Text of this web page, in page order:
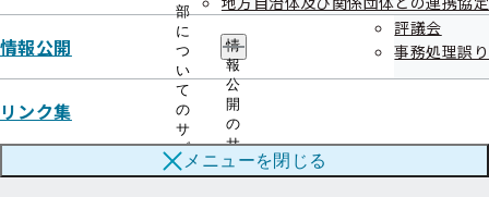
部
に
つ
い
て
の
サ
ブ
メ
情報公開
情
報
公
開
の
サ
ブ
メ
評議会
事務処理誤り
リンク集
メニューを閉じる
健康づくり 協会けんぽについて
採用